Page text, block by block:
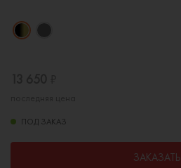
ПОД ЗАКАЗ
ЗАКАЗАТЬ